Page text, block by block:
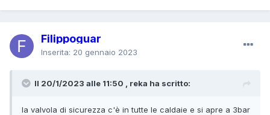
Filippoguar
Inserita: 20 gennaio 2023
Il 20/1/2023 alle 11:50 , reka ha scritto:
la valvola di sicurezza c'è in tutte le caldaie e si apre a 3bar